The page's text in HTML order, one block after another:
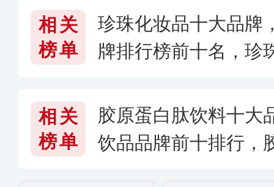
相关
榜单
珍珠化妆品十大品牌
牌排行榜前十名，珍
相关
榜单
胶原蛋白肽饮料十大
饮品品牌前十排行，